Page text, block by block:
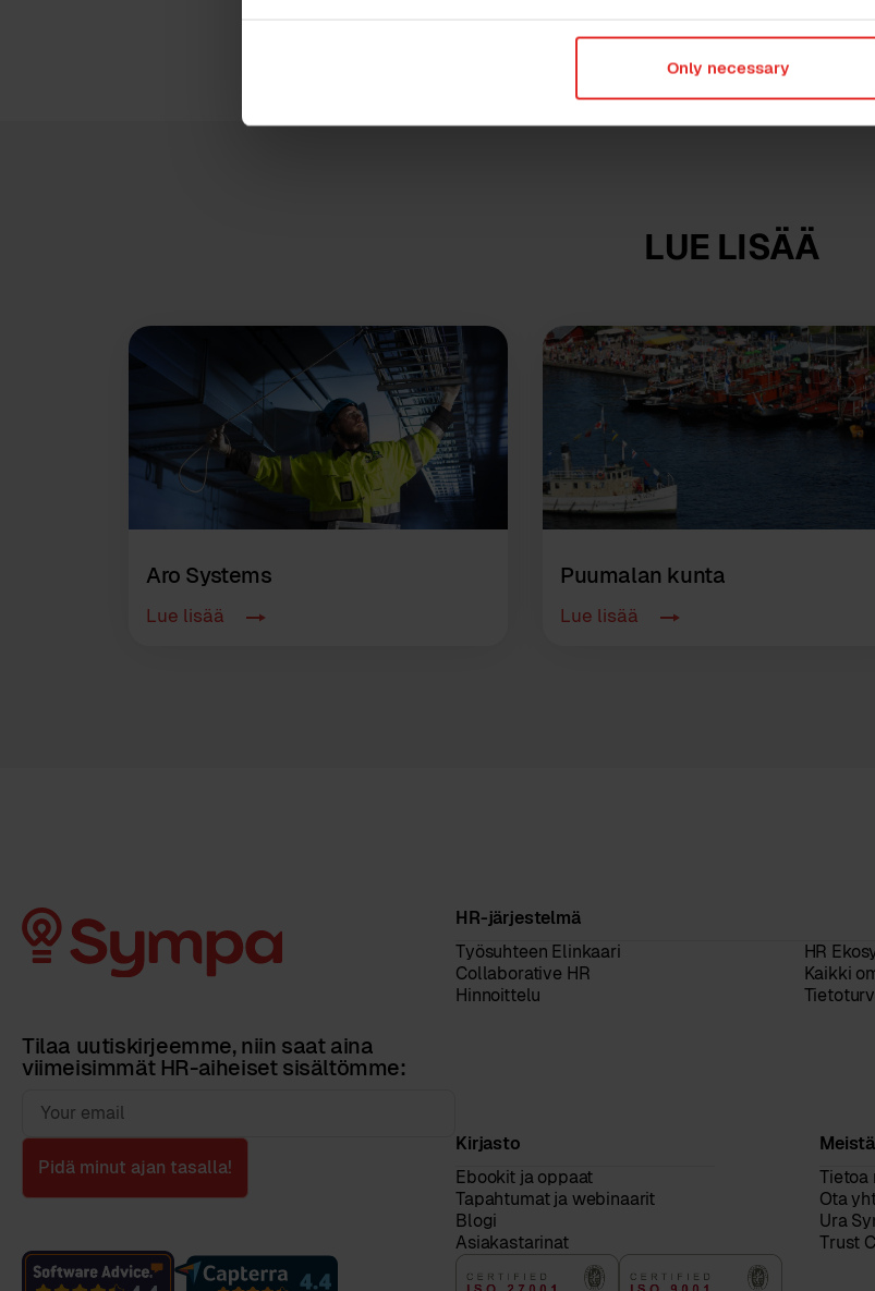
Only necessary
LUE LISÄÄ
Aro Systems
Lue lisää
Puumalan kunta
Lue lisää
Tilaa uutiskirjeemme, niin saat aina
viimeisimmät HR-aiheiset sisältömme:
Pidä minut ajan tasalla!
HR-järjestelmä
Työsuhteen Elinkaari
HR
Collaborative HR
Kaikki
Hinnoittelu
Kirjasto
Ebookit ja oppaat
Tapahtumat ja webinaarit
Blogi
Asiakastarinat
Meistä
Tietoa
Ota
Ura
Trust